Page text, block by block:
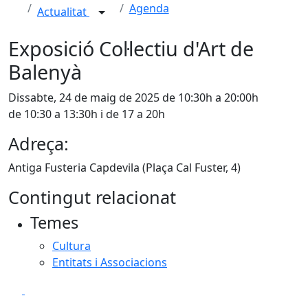
Actualitat Agenda
Exposició Col·lectiu d'Art de
Balenyà
Dissabte, 24 de maig de 2025 de 10:30h a 20:00h
de 10:30 a 13:30h i de 17 a 20h
Adreça:
Antiga Fusteria Capdevila (Plaça Cal Fuster, 4)
Contingut relacionat
Temes
Cultura
Entitats i Associacions